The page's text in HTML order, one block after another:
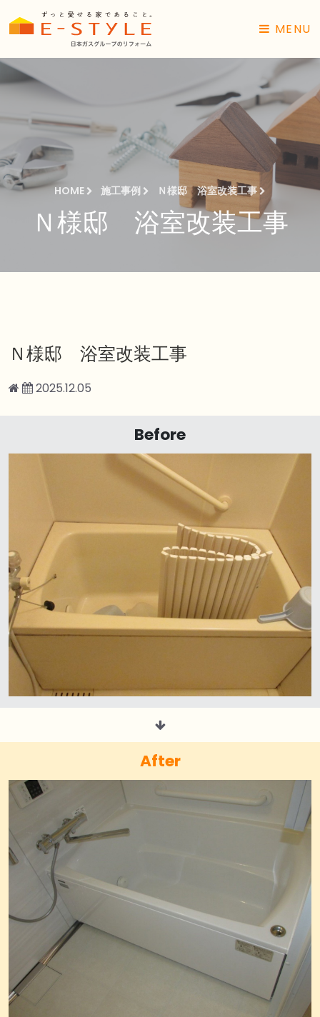
MENU
HOME 施工事例 Ｎ様邸 浴室改装工事
Ｎ様邸 浴室改装工事
Ｎ様邸 浴室改装工事
2025.12.05
Before
After